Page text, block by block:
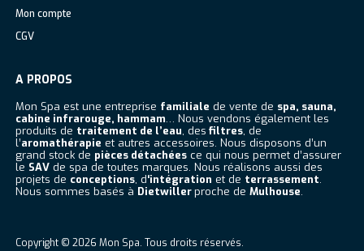
Mon compte
CGV
A PROPOS
Mon Spa est une entreprise familiale de vente de spa, sauna,
cabine infrarouge, hammam… Nous vendons également les
produits de traitement de l’eau, des filtres, de
l’aromathérapie et autres accessoires. Nous disposons d’un
grand stock de pièces détachéesce qui nous permet d’assurer
le SAVde spa de toutes marques. Nous réalisons aussi des
projets de conceptions, d‘intégration et de terrassement.
Nous sommes basés à Dietwillerproche de Mulhouse.
Copyright © 2026 Mon Spa. Tous droits réservés.